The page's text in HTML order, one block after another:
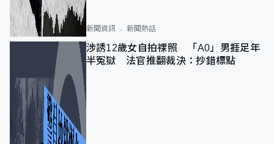
新聞資訊 新聞熱話
涉誘12歲女自拍祼照 「A0」男捱足年
半冤獄 法官推翻裁決：抄錯標點